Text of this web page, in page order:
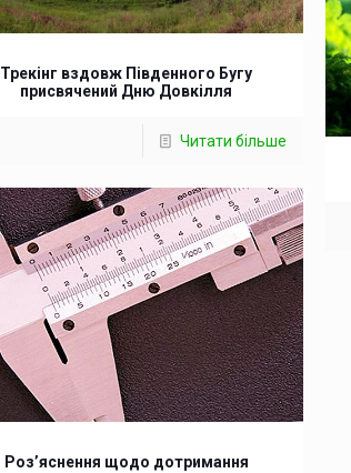
Трекінг вздовж Південного Бугу
присвячений Дню Довкілля
Читати більше
Роз’яснення щодо дотримання